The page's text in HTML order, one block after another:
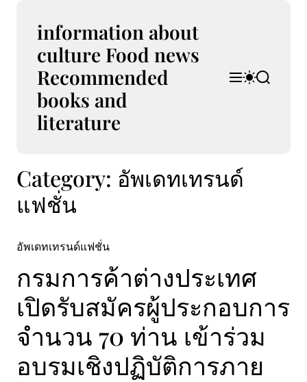
information about
culture Food news
Recommended
books and
literature
M S
w
S
e
Category: อัพเดทเทรนด์
แฟชั่น
อัพเดทเทรนด์แฟชั่น
กรมการค้าต่างประเทศ
เปิดรับสมัครผู้ประกอบการ
จำนวน 70 ท่าน เข้าร่วม
อบรมเชิงปฏิบัติการภาย